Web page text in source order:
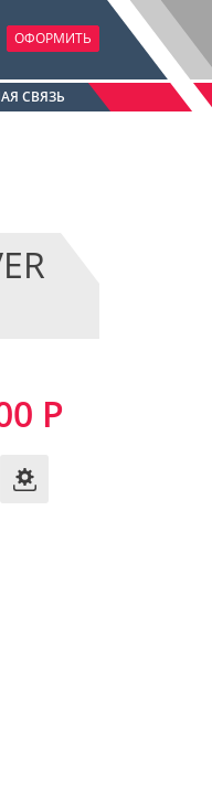
ОФОРМИТЬ
СВЯЗЬ
Р